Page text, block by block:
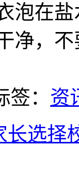
泡在
净，
签： 资
选择